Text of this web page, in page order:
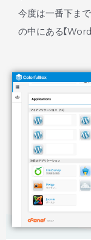
今度は一番下まで
の中にある【